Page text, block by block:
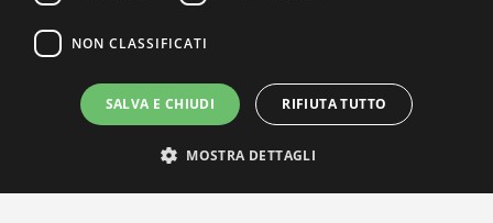
NON CLASSIFICATI
SALVA E CHIUDI RIFIUTA TUTTO
MOSTRA DETTAGLI